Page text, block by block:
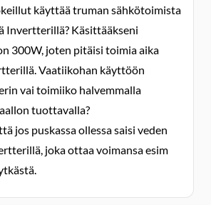
käyttää truman sähkötoimista
Invertterillä? Käsittääkseni
300W, joten pitäisi toimia aika
Vaatiikohan käyttöön
vai toimiiko halvemmalla
tuottavalla?
jos puskassa ollessa saisi veden
joka ottaa voimansa esim